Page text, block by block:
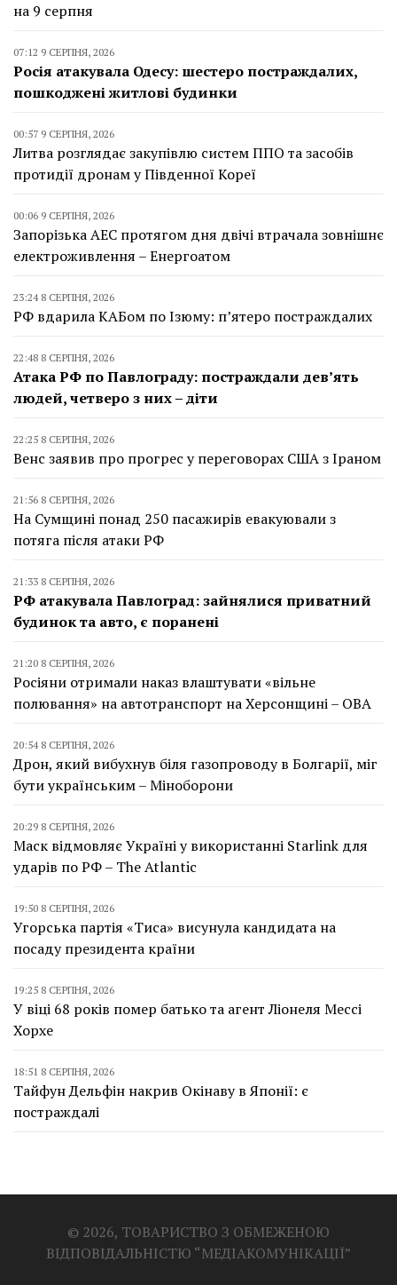
на 9 серпня
07:12 9 СЕРПНЯ, 2026
Росія атакувала Одесу: шестеро постраждалих,
пошкоджені житлові будинки
00:57 9 СЕРПНЯ, 2026
Литва розглядає закупівлю систем ППО та засобів
протидії дронам у Південної Кореї
00:06 9 СЕРПНЯ, 2026
Запорізька АЕС протягом дня двічі втрачала зовнішнє
електроживлення – Енергоатом
23:24 8 СЕРПНЯ, 2026
РФ вдарила КАБом по Ізюму: п’ятеро постраждалих
22:48 8 СЕРПНЯ, 2026
Атака РФ по Павлограду: постраждали дев’ять
людей, четверо з них – діти
22:25 8 СЕРПНЯ, 2026
Венс заявив про прогрес у переговорах США з Іраном
21:56 8 СЕРПНЯ, 2026
На Сумщині понад 250 пасажирів евакуювали з
потяга після атаки РФ
21:33 8 СЕРПНЯ, 2026
РФ атакувала Павлоград: зайнялися приватний
будинок та авто, є поранені
21:20 8 СЕРПНЯ, 2026
Росіяни отримали наказ влаштувати «вільне
полювання» на автотранспорт на Херсонщині – ОВА
20:54 8 СЕРПНЯ, 2026
Дрон, який вибухнув біля газопроводу в Болгарії, міг
бути українським – Міноборони
20:29 8 СЕРПНЯ, 2026
Маск відмовляє Україні у використанні Starlink для
ударів по РФ – The Atlantic
19:50 8 СЕРПНЯ, 2026
Угорська партія «Тиса» висунула кандидата на
посаду президента країни
19:25 8 СЕРПНЯ, 2026
У віці 68 років помер батько та агент Ліонеля Мессі
Хорхе
18:51 8 СЕРПНЯ, 2026
Тайфун Дельфін накрив Окінаву в Японії: є
постраждалі
© 2026, ТОВАРИСТВО З ОБМЕЖЕНОЮ
ВІДПОВІДАЛЬНІСТЮ “МЕДІАКОМУНІКАЦІЇ”